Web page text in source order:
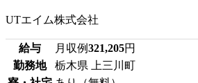
UTエイム株式会社
給与 月収例321,205円
勤務地
栃木県 上三川町